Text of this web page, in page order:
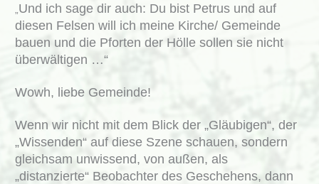
Und ich sage dir auch: Du bist Petrus und auf
diesen Felsen will ich meine Kirche/ Gemeinde
bauen und die Pforten der Hölle sollen sie nicht
überwältigen …“
Wowh, liebe Gemeinde!
Wenn wir nicht mit dem Blick der „Gläubigen“, der
„Wissenden“ auf diese Szene schauen, sondern
gleichsam unwissend, von außen, als
„distanzierte“ Beobachter des Geschehens, dann